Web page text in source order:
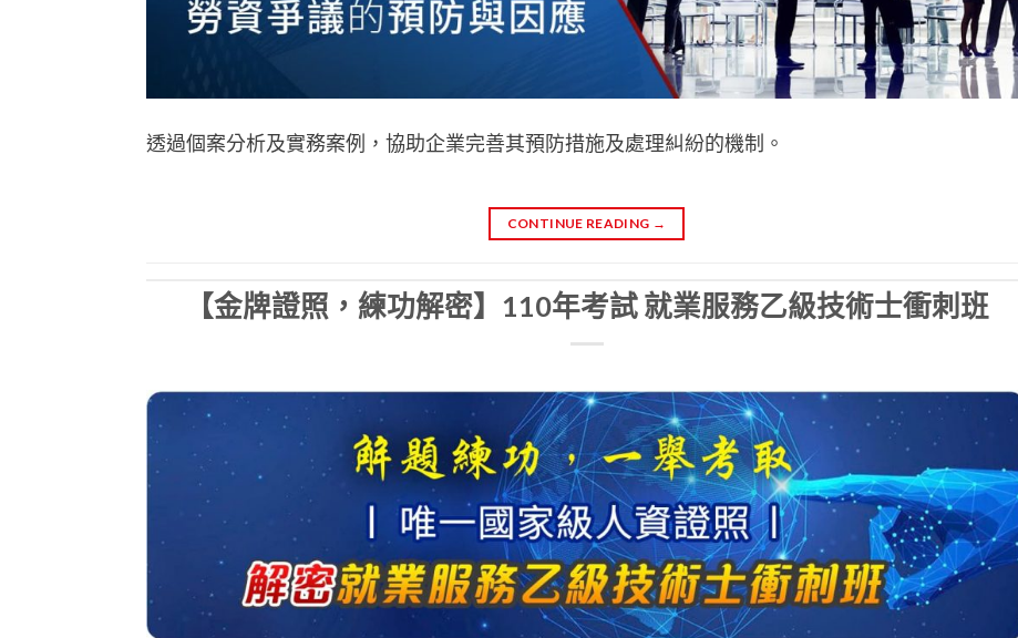
透過個案分析及實務案例，協助企業完善其預防措施及處理糾紛的機制。
CONTINUE READING →
【金牌證照，練功解密】110年考試 就業服務乙級技術士衝刺班